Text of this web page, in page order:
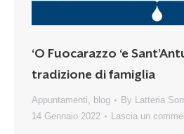
‘O Fuocarazzo ‘e
tradizione di famiglia
Appuntamenti, blog By Latteria
14 Gennaio 2022
Lascia un